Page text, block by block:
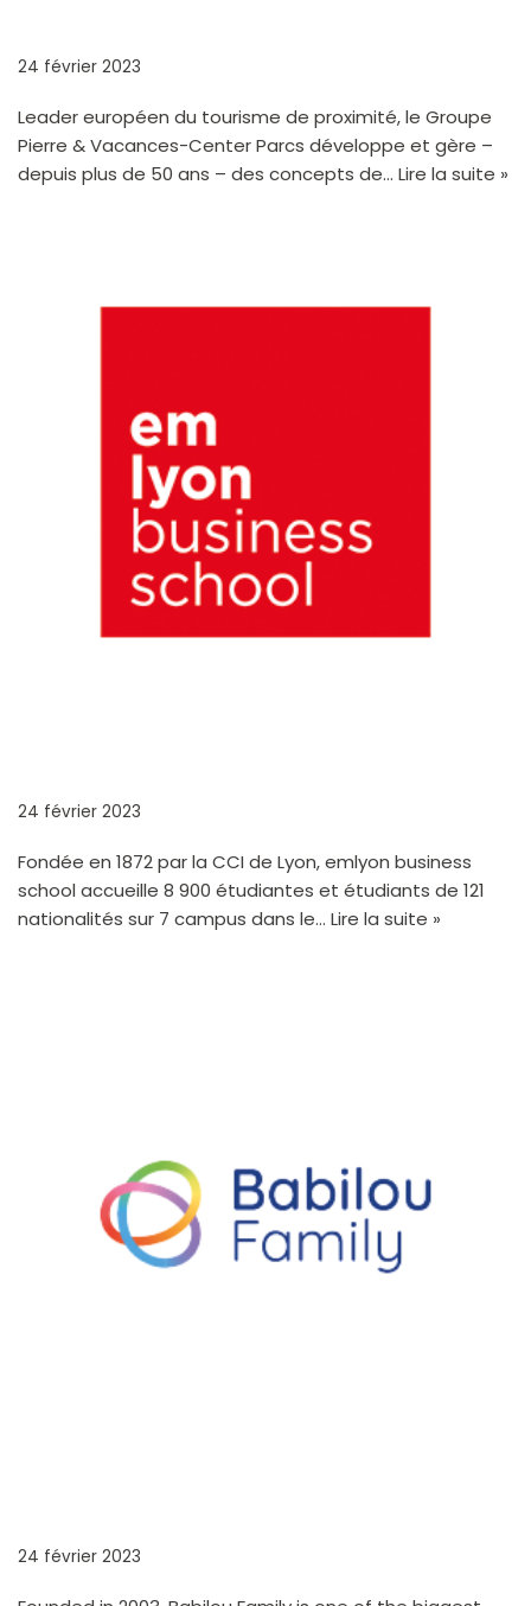
24 février 2023
Leader européen du tourisme de proximité, le Groupe
Pierre & Vacances-Center Parcs développe et gère –
depuis plus de 50 ans – des concepts de… Lire la suite »
24 février 2023
Fondée en 1872 par la CCI de Lyon, emlyon business
school accueille 8 900 étudiantes et étudiants de 121
nationalités sur 7 campus dans le… Lire la suite »
24 février 2023